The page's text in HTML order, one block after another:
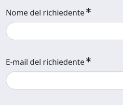
Nome del richiedente
E-mail del richiedente